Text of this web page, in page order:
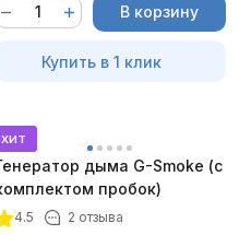
В корзину
Купить в 1 клик
хит
дыма G-Smoke (c
пробок)
4.5 2 отзыва